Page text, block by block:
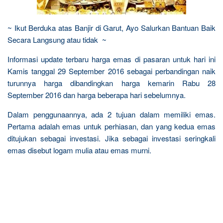
~ Ikut Berduka atas Banjir di Garut, Ayo Salurkan Bantuan Baik
Secara Langsung atau tidak ~
Informasi update terbaru harga emas di pasaran untuk hari ini
Kamis tanggal 29 September 2016 sebagai perbandingan naik
turunnya harga dibandingkan harga kemarin Rabu 28
September 2016 dan harga beberapa hari sebelumnya.
Dalam penggunaannya, ada 2 tujuan dalam memiliki emas.
Pertama adalah emas untuk perhiasan, dan yang kedua emas
ditujukan sebagai investasi. Jika sebagai investasi seringkali
emas disebut logam mulia atau emas murni.